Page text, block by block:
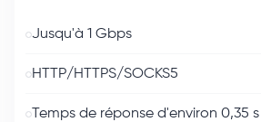
Jusqu'à 1 Gbps
HTTP/HTTPS/SOCKS5
Temps de réponse d'environ 0,35 s